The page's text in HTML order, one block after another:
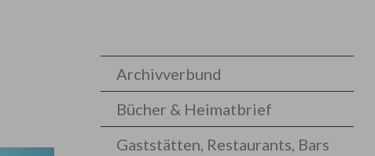
Archivverbund
Bücher & Heimatbrief
Gaststätten, Restaurants, Bars